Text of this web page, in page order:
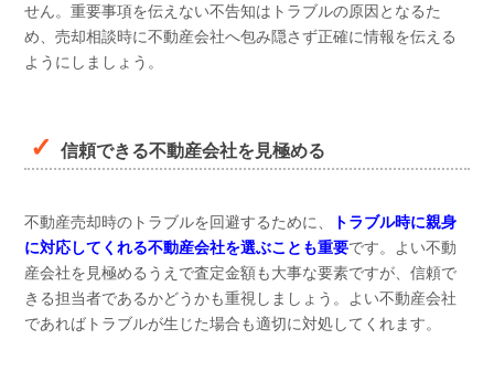
せん。重要事項を伝えない不告知はトラブルの原因となるた
め、売却相談時に不動産会社へ包み隠さず正確に情報を伝える
ようにしましょう。
信頼できる不動産会社を見極める
不動産売却時のトラブルを回避するために、
トラブル時に親身
に対応してくれる不動産会社を選ぶことも重要です。よい不動
産会社を見極めるうえで査定金額も大事な要素ですが、信頼で
きる担当者であるかどうかも重視しましょう。よい不動産会社
であればトラブルが生じた場合も適切に対処してくれます。